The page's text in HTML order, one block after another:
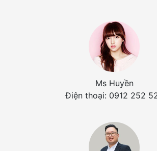
Ms Huyền
Điện thoại: 0912 252